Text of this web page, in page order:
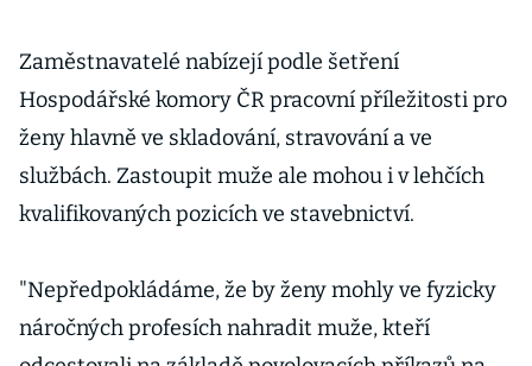
Zaměstnavatelé nabízejí podle šetření
Hospodářské komory ČR pracovní příležitosti pro
ženy hlavně ve skladování, stravování a ve
službách. Zastoupit muže ale mohou i v lehčích
kvalifikovaných pozicích ve stavebnictví.
"Nepředpokládáme, že by ženy mohly ve fyzicky
náročných profesích nahradit muže, kteří